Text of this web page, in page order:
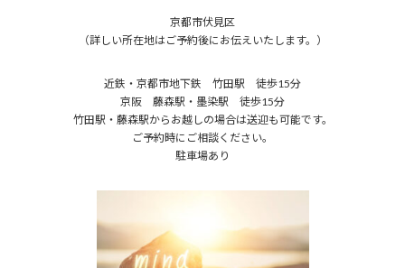
京都市伏見区
（詳しい所在地はご予約後にお伝えいたします。）
近鉄・京都市地下鉄 竹田駅 徒歩15分
京阪 藤森駅・墨染駅 徒歩15分
竹田駅・藤森駅からお越しの場合は送迎も可能です。
ご予約時にご相談ください。
駐車場あり